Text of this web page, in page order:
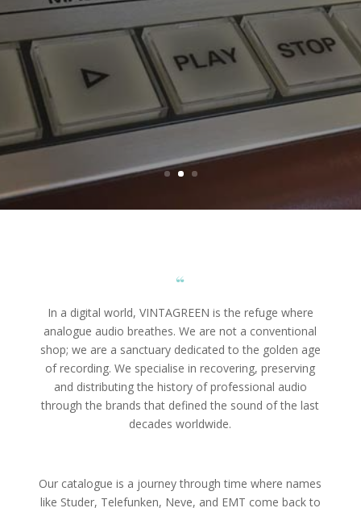
“
In a digital world, VINTAGREEN is the refuge where
analogue audio breathes. We are not a conventional
shop; we are a sanctuary dedicated to the golden age
of recording. We specialise in recovering, preserving
and distributing the history of professional audio
through the brands that defined the sound of the last
decades worldwide.
Our catalogue is a journey through time where names
like Studer, Telefunken, Neve, and EMT come back to